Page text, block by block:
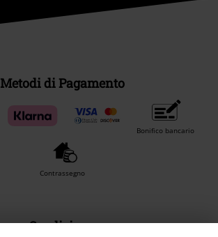
Metodi di Pagamento
Bonifico bancario
Contrassegno
Spedizione